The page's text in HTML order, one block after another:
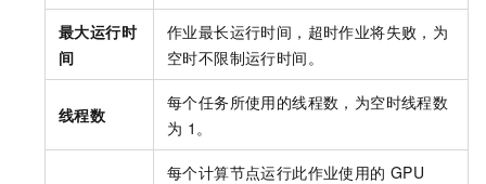
最大运行时
间
作业最长运行时间，超时作业将失败，为
空时不限制运行时间。
线程数
每个任务所使用的线程数，为空时线程数
为 1。
每个计算节点运行此作业使用的 GPU